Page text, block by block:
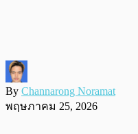
By Channarong Noramat
พฤษภาคม 25, 2026